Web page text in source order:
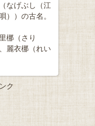
なげぶし（江
））の古名。
梛（さり
麗衣梛（れい
ク